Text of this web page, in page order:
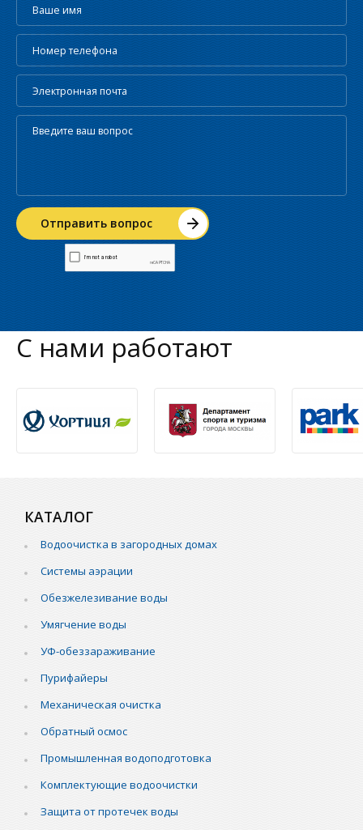
С нами работают
КАТАЛОГ
Водоочистка в загородных домах
Системы аэрации
Обезжелезивание воды
Умягчение воды
УФ-обеззараживание
Пурифайеры
Механическая очистка
Обратный осмос
Промышленная водоподготовка
Комплектующие водоочистки
Защита от протечек воды